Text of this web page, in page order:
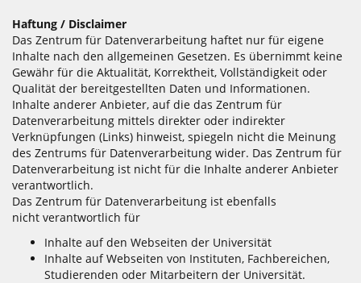
Haftung / Disclaimer
Das Zentrum für Datenverarbeitung haftet nur für eigene
Inhalte nach den allgemeinen Gesetzen. Es übernimmt keine
Gewähr für die Aktualität, Korrektheit, Vollständigkeit oder
Qualität der bereitgestellten Daten und Informationen.
Inhalte anderer Anbieter, auf die das Zentrum für
Datenverarbeitung mittels direkter oder indirekter
Verknüpfungen (Links) hinweist, spiegeln nicht die Meinung
des Zentrums für Datenverarbeitung wider. Das Zentrum für
Datenverarbeitung ist nicht für die Inhalte anderer Anbieter
verantwortlich.
Das Zentrum für Datenverarbeitung ist ebenfalls
nicht verantwortlich für
Inhalte auf den Webseiten der Universität
Inhalte auf Webseiten von Instituten, Fachbereichen,
Studierenden oder Mitarbeitern der Universität.